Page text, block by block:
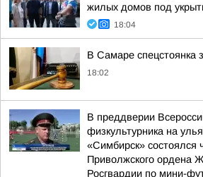
жилых домов под
18:04
В Самаре спецстоянка
18:02
В преддверии
физкультурника на
«Симбирск» состоялся
Приволжского ордена
Росгвардии по мини-